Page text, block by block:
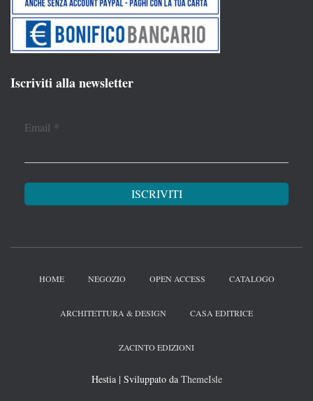
Iscriviti alla newsletter
Email *
HOME NEGOZIO OPEN ACCESS CATALOGO
ARCHITETTURA & DESIGN CASA EDITRICE
ZACINTO EDIZIONI
Hestia | Sviluppato da ThemeIsle